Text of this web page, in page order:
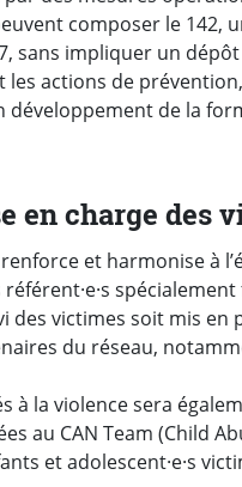
composer le 142,
sans impliquer un
les actions de
développement de la
en charge des
et harmonise à
spécialement
des victimes soit mis en
du réseau,
à la violence sera
au CAN Team (Child
et adolescent·e·s